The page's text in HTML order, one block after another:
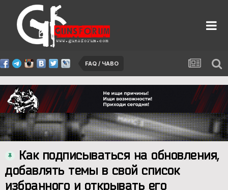
FAQ / ЧАВО
Как подписываться на обновления,
добавлять темы в свой список
избранного и открывать его